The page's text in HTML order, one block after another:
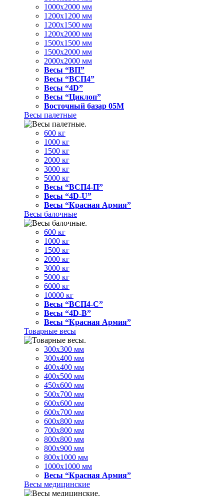
1000x2000 мм
1200x1200 мм
1200x1500 мм
1200x2000 мм
1500x1500 мм
1500x2000 мм
2000x2000 мм
Весы “ВП”
Весы “ВСП4”
Весы “4D”
Весы “Циклоп”
Восточный базар 05M
Весы палетные
600 кг
1000 кг
1500 кг
2000 кг
3000 кг
5000 кг
Весы “ВСП4-П”
Весы “4D-U”
Весы “Красная Армия”
Весы балочные
600 кг
1000 кг
1500 кг
2000 кг
3000 кг
5000 кг
6000 кг
10000 кг
Весы “ВСП4-С”
Весы “4D-В”
Весы “Красная Армия”
Товарные весы
300х300 мм
300х400 мм
400х400 мм
400х500 мм
450х600 мм
500х700 мм
600х600 мм
600х700 мм
600х800 мм
700х800 мм
800х800 мм
800х900 мм
800х1000 мм
1000х1000 мм
Весы “Красная Армия”
Весы медицинские